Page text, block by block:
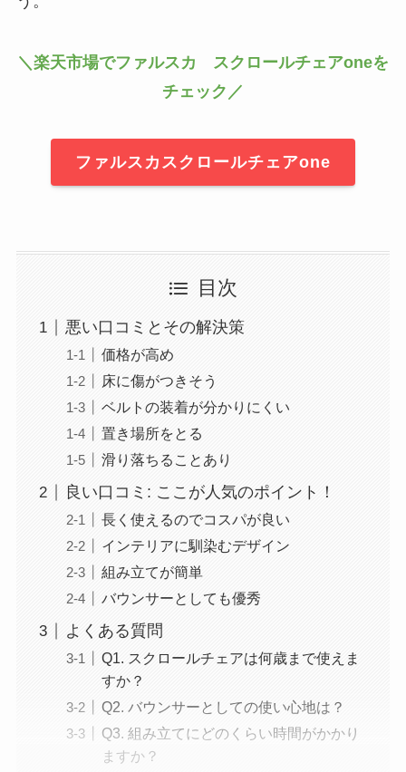
＼楽天市場でファルスカ スクロールチェアoneを
チェック／
ファルスカスクロールチェアone
目次
悪い口コミとその解決策
価格が高め
床に傷がつきそう
ベルトの装着が分かりにくい
置き場所をとる
滑り落ちることあり
良い口コミ: ここが人気のポイント！
長く使えるのでコスパが良い
インテリアに馴染むデザイン
組み立てが簡単
バウンサーとしても優秀
よくある質問
Q1. スクロールチェアは何歳まで使えま
すか？
Q2. バウンサーとしての使い心地は？
Q3. 組み立てにどのくらい時間がかかり
ますか？